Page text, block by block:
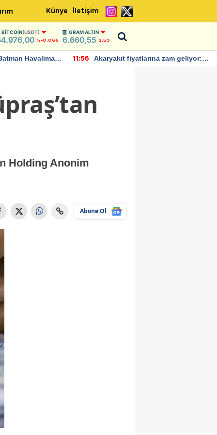
Künye İletişim
BITCOIN(USDT)
%-0.066
GRAM ALTIN
6.660,55 2,59
Havalimanı
11:56
Akaryakıt fiyatlarına zam geliyor:
Holding Anonim
Abone Ol